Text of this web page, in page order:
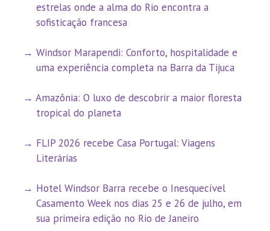
estrelas onde a alma do Rio encontra a
sofisticação francesa
Windsor Marapendi: Conforto, hospitalidade e
uma experiência completa na Barra da Tijuca
Amazônia: O luxo de descobrir a maior floresta
tropical do planeta
FLIP 2026 recebe Casa Portugal: Viagens
Literárias
Hotel Windsor Barra recebe o Inesquecível
Casamento Week nos dias 25 e 26 de julho, em
sua primeira edição no Rio de Janeiro